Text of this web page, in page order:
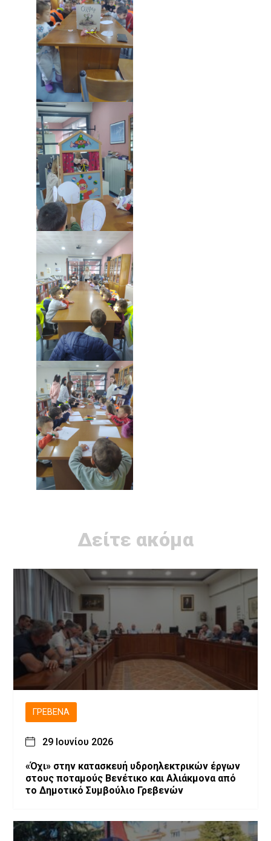
Δείτε ακόμα
ΓΡΕΒΕΝΆ
29 Ιουνίου 2026
«Όχι» στην κατασκευή υδροηλεκτρικών έργων
στους ποταμούς Βενέτικο και Αλιάκμονα από
το Δημοτικό Συμβούλιο Γρεβενών